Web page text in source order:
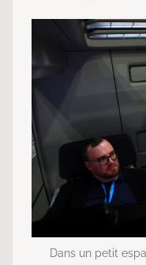
Dans un petit